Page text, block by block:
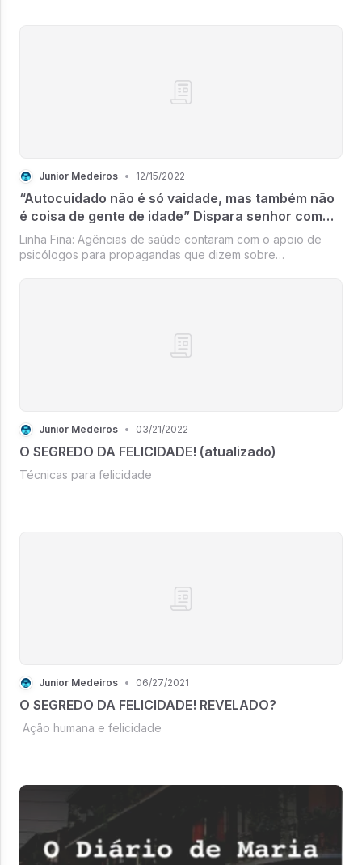
Junior Medeiros • 12/15/2022
“Autocuidado não é só vaidade, mas também não
é coisa de gente de idade” Dispara senhor com
câncer de próstata
Linha Fina: Agências de saúde contaram com o apoio de
psicólogos para propagandas que dizem sobre
Junior Medeiros • 03/21/2022
O SEGREDO DA FELICIDADE! (atualizado)
Técnicas para felicidade
Junior Medeiros • 06/27/2021
O SEGREDO DA FELICIDADE! REVELADO?
Ação humana e felicidade